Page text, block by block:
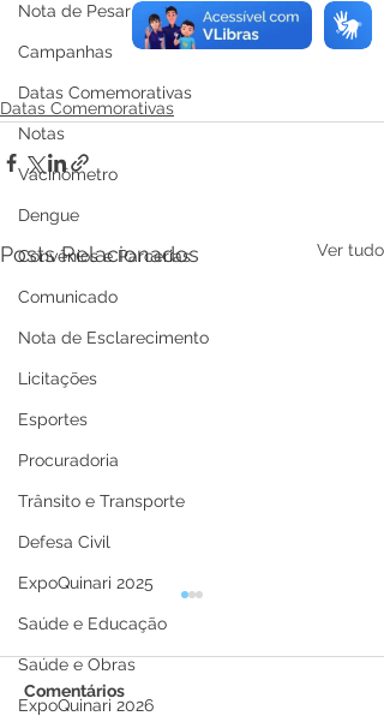
Nota de Pesar
Campanhas
Datas Comemorativas
Notas
Vacinômetro
Dengue
Convênios e Parcerias
Comunicado
Nota de Esclarecimento
Licitações
Esportes
Procuradoria
Trânsito e Transporte
Defesa Civil
ExpoQuinari 2025
Saúde e Educação
Saúde e Obras
ExpoQuinari 2026
Datas Comemorativas
Posts Relacionados Ver tudo
Comentários